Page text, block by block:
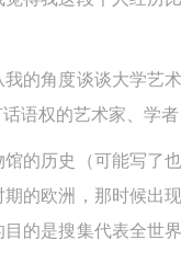
的角度谈谈大学艺
语权的艺术家、学
的历史（可能写了
的欧洲，那时候出
的是搜集代表全世